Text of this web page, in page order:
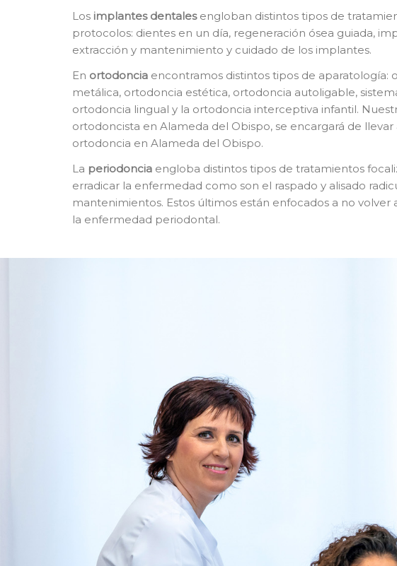
Los implantes dentalesengloban distintos tipos de
protocolos: dientes en un día, regeneración ósea guiada,
extracción y mantenimiento y cuidado de los implantes.
En ortodoncia encontramos distintos tipos de aparatología:
metálica, ortodoncia estética, ortodoncia autoligable,
ortodoncia lingual y la ortodoncia interceptiva infantil.
ortodoncista en Alameda del Obispo, se encargará de llevar
ortodoncia en Alameda del Obispo.
La periodoncia engloba distintos tipos de tratamientos
erradicar la enfermedad como son el raspado y alisado
mantenimientos. Estos últimos están enfocados a no volver
la enfermedad periodontal.